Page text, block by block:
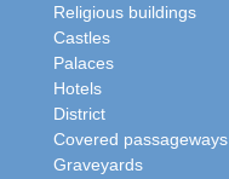
Religious buildings
Castles
Palaces
Hotels
District
Covered passageways
Graveyards